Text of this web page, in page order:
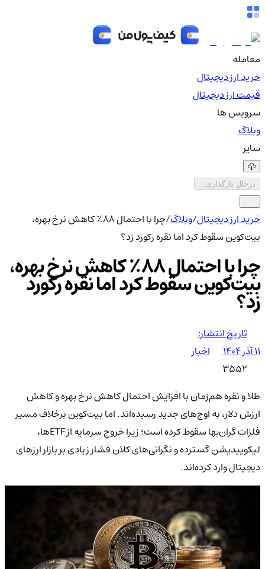
معامله
خرید ارز دیجیتال
قیمت ارز دیجیتال
سرویس ها
وبلاگ
سایر
درحال بارگذاری...
خرید ارز دیجیتال/وبلاگ/
چرا با احتمال ۸۸٪ کاهش نرخ بهره،
بیت‌کوین سقوط کرد اما نقره رکورد زد؟
چرا با احتمال ۸۸٪ کاهش نرخ بهره،
بیت‌کوین سقوط کرد اما نقره رکورد
زد؟
تاریخ انتشار:
۱۱ آذر ۱۴۰۴
اخبار
3552
طلا و نقره هم‌زمان با افزایش احتمال کاهش نرخ بهره و کاهش
ارزش دلار، به اوج‌های جدید رسیده‌اند. اما بیت‌کوین برخلاف مسیر
فلزات گران‌بها سقوط کرده است؛ زیرا خروج سرمایه از ETFها،
لیکوییدیشن گسترده و نگرانی‌های کلان فشار زیادی بر بازار ارزهای
دیجیتال وارد کرده‌اند.